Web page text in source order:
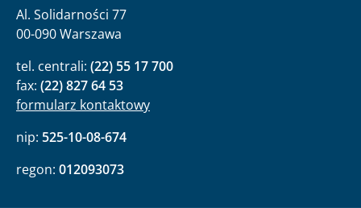
Al. Solidarności 77
00-090 Warszawa
tel. centrali: (22) 55 17 700
fax: (22) 827 64 53
formularz kontaktowy
nip: 525-10-08-674
regon: 012093073